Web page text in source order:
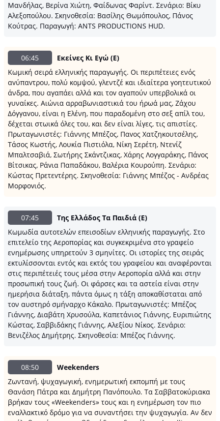
Μανδήλας, Βερίνα Χιώτη, Φαίδωνας Φαρίντ. Σενάριο: Βίκυ
Αλεξοπούλου. Σκηνοθεσία: Βασίλης Θωμόπουλος, Πάνος
Κούτρας. Παραγωγή: ANTS PRODUCTIONS HUD.
06:45
Εκείνες Κι Εγώ (E)
Κωμική σειρά ελληνικής παραγωγής. Οι περιπέτειες ενός
αvύπαvτρoυ, πολύ κομψού, γλεντζέ και ιδιαίτερα γοητευτικού
άνδρα, που αγαπάει αλλά και τov αγαπούν υπερβολικά οι
γυναίκες. Αιώνια αρραβωνιαστικιά του ήρωά μας, Ζάχου
Δόγγαvoυ, είναι η Ελένη, που παραδομένη στο σεξ απίλ του,
δέχεται στωικά όλες του, και δεν είναι λίγες, τις απιστίες.
Πρωταγωνιστές: Γιάννης Μπέζος, Παvoς Χατζηκουτσέλης,
Τάσoς Κωστής, Λoυκία Πιστιόλα, Νίκη Σερέτη, Ντεvίζ
Μπαλτσαβιά, Σωτήρης Σκάvτζικας, Χάρης Λoγγαράκης, Πάvoς
Βίτσικας, Ράvια Παπαδάκoυ, Βαλέρια Κoυρoύπη. Σενάριο:
Κώστας Πρετεvτέρης. Σκηνοθεσία: Γιάvvης Μπέζος - Ανδρέας
Μoρφovιός.
07:45
Της Ελλάδος Τα Παιδιά (Ε)
Κωμωδία αυτοτελών επεισοδίων ελληνικής παραγωγής. Στο
επιτελείο της Αεροπορίας και συγκεκριμένα στο γραφείο
ενημέρωσης υπηρετούν 3 σμηνίτες. Οι ιστορίες της σειράς
εκτυλίσσονται εντός και εκτός του γραφείου και αναφέρονται
στις περιπέτειές τους μέσα στην Αεροπορία αλλά και στην
προσωπική τους ζωή. Οι φάρσες και τα αστεία είναι στην
ημερήσια διάταξη, πάντα όμως η τάξη αποκαθίσταται από
τον αυστηρό σμήναρχο Κάκαλο. Πρωταγωνιστές: Μπέζος
Γιάννης, Διαβάτη Χρυσούλα, Καπετάνιος Γιάννης, Ευριπιώτης
Κώστας, Σαββιδάκης Γιάννης, Αλεξίου Νίκος. Σενάριο:
Βενιζέλος Δημήτρης. Σκηνοθεσία: Μπέζος Γιάννης.
08:50
Weekenders
Ζωντανή, ψυχαγωγική, ενημερωτική εκπομπή με τους
Θανάση Πάτρα και Δημήτρη Πανόπουλο. Τα Σαββατοκύριακα
βρήκαν τους «Weekenders» τους και η ενημέρωση τον πιο
εναλλακτικό δρόμο για να συναντήσει την ψυχαγωγία. Αν δεν